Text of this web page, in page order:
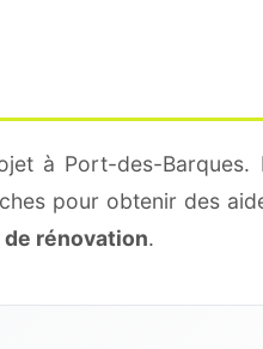
à Port-des-Barques.
pour obtenir des
rénovation.